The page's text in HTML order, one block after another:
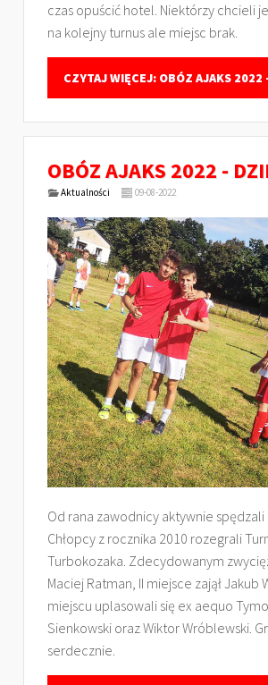
czas opuścić hotel. Niektórzy chcieli
na kolejny turnus ale miejsc brak.
CZYTAJ WIĘCEJ: OBÓZ AJAKS 2022
OBÓZ AJAKS 2022 -
Aktualności 09-08-2022
Od rana zawodnicy aktywnie spędzali
Chłopcy z rocznika 2010 rozegrali
Turbokozaka. Zdecydowanym
Maciej Ratman, II miejsce zajął Jakub
miejscu uplasowali się ex aequo
Sienkowski oraz Wiktor Wróblewski.
serdecznie.